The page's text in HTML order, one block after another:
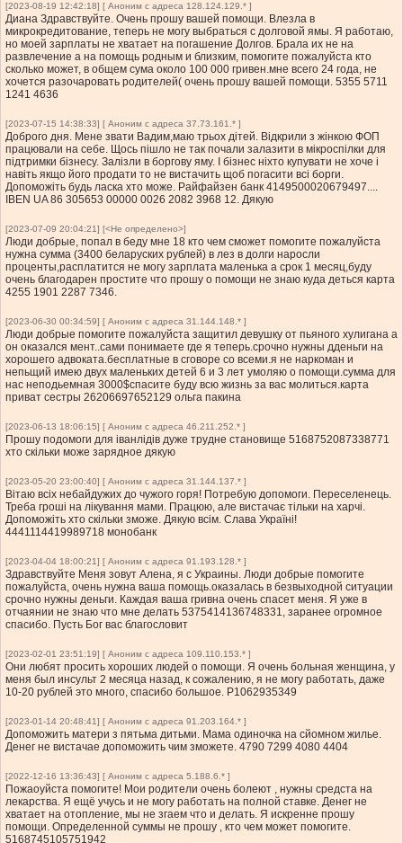
[2023-08-19 12:42:18] [ Аноним с адреса 128.124.129.* ]
Диана Здравствуйте. Очень прошу вашей помощи. Влезла в
микрокредитование, теперь не могу выбраться с долговой ямы. Я работаю,
но моей зарплаты не хватает на погашение Долгов. Брала их не на
развлечение а на помощь родным и близким, помогите пожалуйста кто
сколько может, в общем сума около 100 000 гривен.мне всего 24 года, не
хочется разочаровать родителей( очень прошу вашей помощи. 5355 5711
1241 4636
[2023-07-15 14:38:33] [ Аноним с адреса 37.73.161.* ]
Доброго дня. Мене звати Вадим,маю трьох дітей. Відкрили з жінкою ФОП
працювали на себе. Щось пішло не так почали залазити в мікроспілки для
підтримки бізнесу. Залізли в боргову яму. І бізнес ніхто купувати не хоче і
навіть якщо його продати то не вистачить щоб погасити всі борги.
Допоможіть будь ласка хто може. Райфайзен банк 4149500020679497....
IBEN UA 86 305653 00000 0026 2082 3968 12. Дякую
[2023-07-09 20:04:21] [<Не определено>]
Люди добрые, попал в беду мне 18 кто чем сможет помогите пожалуйста
нужна сумма (3400 беларуских рублей) в лез в долги наросли
проценты,расплатится не могу зарплата маленька а срок 1 месяц,буду
очень благодарен простите что прошу о помощи не знаю куда деться карта
4255 1901 2287 7346.
[2023-06-30 00:34:59] [ Аноним с адреса 31.144.148.* ]
Люди добрые помогите пожалуйста защитил девушку от пьяного хулигана а
он оказался мент..сами понимаете где я теперь.срочно нужны дденьги на
хорошего адвоката.бесплатные в сговоре со всеми.я не наркоман и
непьщий имею двух маленьких детей 6 и 3 лет умоляю о помощи.сумма для
нас неподьемная 3000$спасите буду всю жизнь за вас молиться.карта
приват сестры 26206697652129 ольга пакина
[2023-06-13 18:06:15] [ Аноним с адреса 46.211.252.* ]
Прошу подомоги для іванлідів дуже трудне становище 5168752087338771
хто скільки може зарядное дякую
[2023-05-20 23:00:40] [ Аноним с адреса 31.144.137.* ]
Вітаю всіх небайдужих до чужого горя! Потребую допомоги. Переселенець.
Треба гроші на лікування мами. Працюю, але вистачає тільки на харчі.
Допоможіть хто скільки зможе. Дякую всім. Слава Україні!
4441114419989718 монобанк
[2023-04-04 18:00:21] [ Аноним с адреса 91.193.128.* ]
Здравствуйте Меня зовут Алена, я с Украины. Люди добрые помогите
пожалуйста, очень нужна ваша помощь.оказалась в безвыходной ситуации
срочно нужны деньги. Каждая ваша гривна очень спасет меня. Я уже в
отчаянии не знаю что мне делать 5375414136748331, заранее огромное
спасибо. Пусть Бог вас благословит
[2023-02-01 23:51:19] [ Аноним с адреса 109.110.153.* ]
Они любят просить хороших людей о помощи. Я очень больная женщина, у
меня был инсульт 2 месяца назад, к сожалению, я не могу работать, даже
10-20 рублей это много, спасибо большое. P1062935349
[2023-01-14 20:48:41] [ Аноним с адреса 91.203.164.* ]
Допоможить матери з пятьма дитьми. Мама одиночка на сйомном жилье.
Денег не вистачае допоможить чим зможете. 4790 7299 4080 4404
[2022-12-16 13:36:43] [ Аноним с адреса 5.188.6.* ]
Пожаоуйста помогите! Мои родители очень болеют , нужны средста на
лекарства. Я ещё учусь и не могу работать на полной ставке. Денег не
хватает на отопление, мы не згаем что и делать. Я искренне прошу
помощи. Определенной суммы не прошу , кто чем может помогите.
5168745105751942